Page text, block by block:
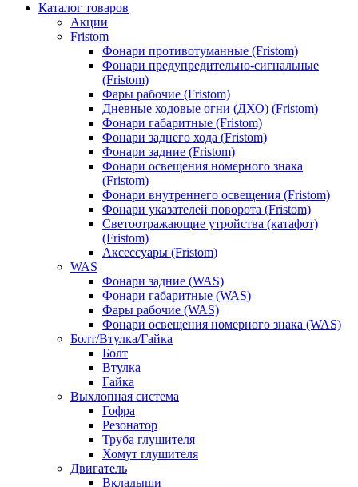
Каталог товаров
Акции
Fristom
Фонари противотуманные (Fristom)
Фонари предупредительно-сигнальные
(Fristom)
Фары рабочие (Fristom)
Дневные ходовые огни (ДХО) (Fristom)
Фонари габаритные (Fristom)
Фонари заднего хода (Fristom)
Фонари задние (Fristom)
Фонари освещения номерного знака
(Fristom)
Фонари внутреннего освещения (Fristom)
Фонари указателей поворота (Fristom)
Светоотражающие утройства (катафот)
(Fristom)
Аксессуары (Fristom)
WAS
Фонари задние (WAS)
Фонари габаритные (WAS)
Фары рабочие (WAS)
Фонари освещения номерного знака (WAS)
Болт/Втулка/Гайка
Болт
Втулка
Гайка
Выхлопная система
Гофра
Резонатор
Труба глушителя
Хомут глушителя
Двигатель
Вкладыши